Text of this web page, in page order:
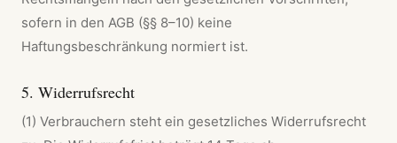
sofern in den AGB (§§ 8–10) keine
Haftungsbeschränkung normiert ist.
5. Widerrufsrecht
(1) Verbrauchern steht ein gesetzliches Widerrufsrecht